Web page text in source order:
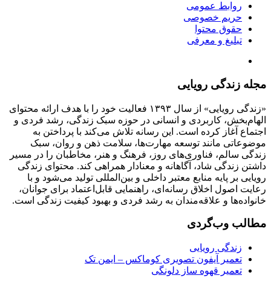
روابط عمومی
حریم خصوصی
حقوق محتوا
تبلیغ و معرفی
مجله زندگی رویایی
«زندگی رویایی» از سال ۱۳۹۳ فعالیت خود را با هدف ارائه محتوای
الهام‌بخش، کاربردی و انسانی در حوزه سبک زندگی، رشد فردی و
اجتماع آغاز کرده است. این رسانه تلاش می‌کند با پرداختن به
موضوعاتی مانند توسعه مهارت‌ها، سلامت ذهن و روان، سبک
زندگی سالم، فناوری‌های روز، فرهنگ و هنر، مخاطبان را در مسیر
داشتن زندگی شاد، آگاهانه و معنادار همراهی کند. محتوای زندگی
رویایی بر پایه منابع معتبر داخلی و بین‌المللی تولید می‌شود و با
رعایت اصول اخلاق رسانه‌ای، راهنمایی قابل‌اعتماد برای جوانان،
خانواده‌ها و علاقه‌مندان به رشد فردی و بهبود کیفیت زندگی است.
مطالب وب‌گردی
زندگی رویایی
تعمیر آیفون تصویری کوماکس – ایمن تک
تعمیر قهوه ساز دلونگی